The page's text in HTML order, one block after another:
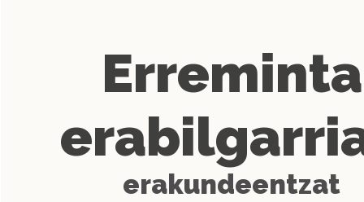
Erreminta
erakundeentzat